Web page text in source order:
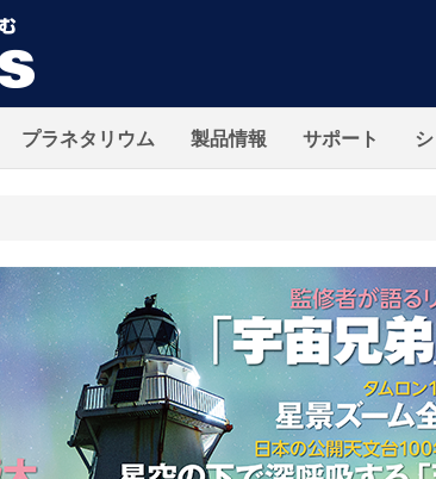
プラネタリウム 製品情報 サポート